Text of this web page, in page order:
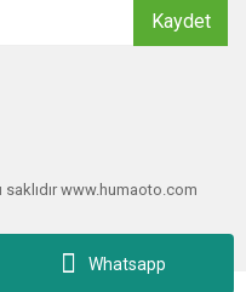
Whatsapp
Kaydet
www.humaoto.com